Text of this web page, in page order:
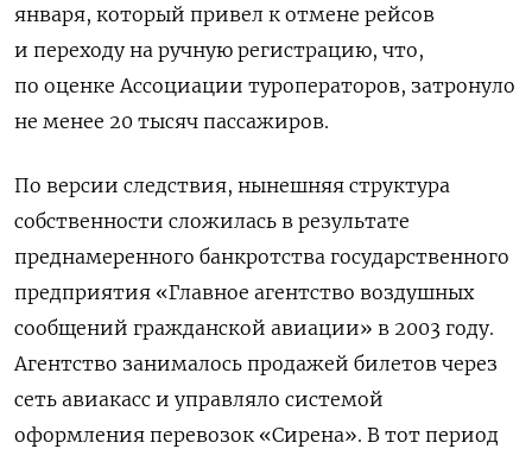
января, который привел к отмене рейсов
и переходу на ручную регистрацию, что,
по оценке Ассоциации туроператоров, затронуло
не менее 20 тысяч пассажиров.
По версии следствия, нынешняя структура
собственности сложилась в результате
преднамеренного банкротства государственного
предприятия «Главное агентство воздушных
сообщений гражданской авиации» в 2003 году.
Агентство занималось продажей билетов через
сеть авиакасс и управляло системой
оформления перевозок «Сирена». В тот период